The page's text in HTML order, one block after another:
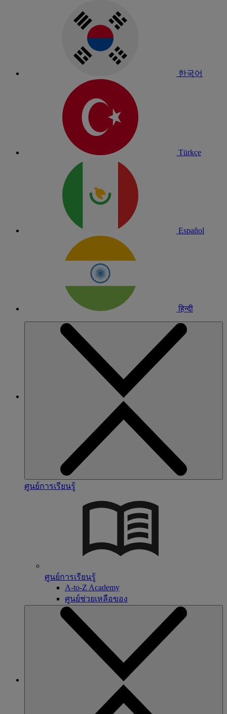
한국어
Türkçe
Español
हिन्दी
ศูนย์การเรียนรู้
ศูนย์การเรียนรู้
A-to-Z Academy
ศูนย์ช่วยเหลือของ